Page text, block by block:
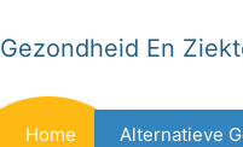
Gezondheid En
Home Alternatieve